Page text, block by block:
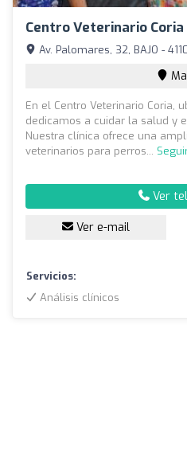
Centro Veterinario Coria
Av. Palomares, 32, BAJO -
En el Centro Veterinario Coria,
dedicamos a cuidar la salud y
Nuestra clínica ofrece una
veterinarios para perros...
Ver
Ver e-mail
Servicios:
Análisis clínicos